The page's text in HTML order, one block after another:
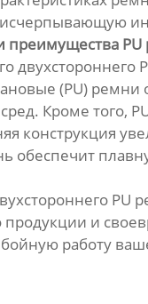
исчерпывающую
преимущества
(PU)
Кроме того,
конструкция
обеспечит
продукции и
работу